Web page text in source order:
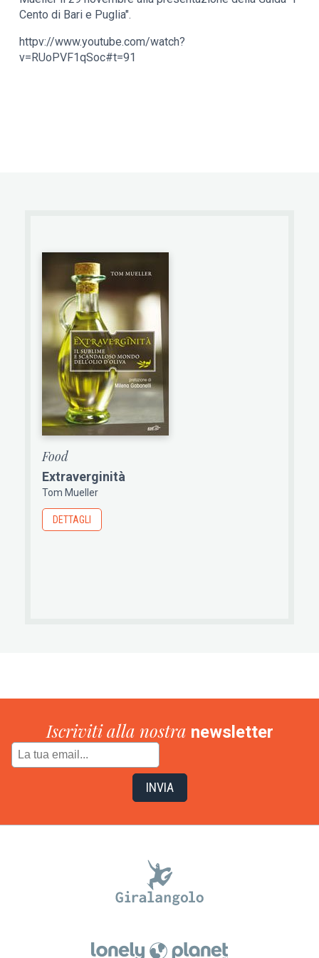
Cento di Bari e Puglia".
httpv://www.youtube.com/watch?
v=RUoPVF1qSoc#t=91
Food
Extraverginità
Tom Mueller
DETTAGLI
Iscriviti alla nostra newsletter